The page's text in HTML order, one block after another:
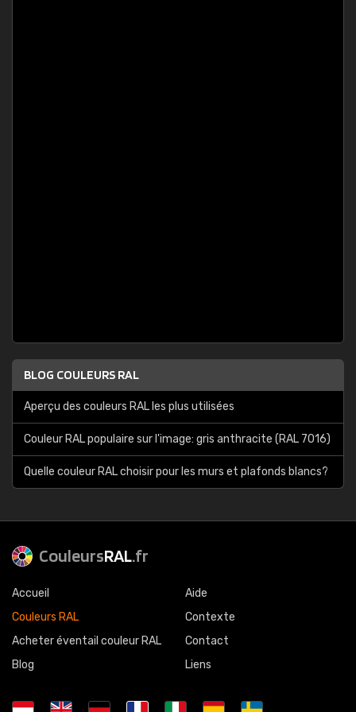
BLOG COULEURS RAL
Aperçu des couleurs RAL les plus utilisées
Couleur RAL populaire sur l'image: gris anthracite (RAL 7016)
Quelle couleur RAL choisir pour les murs et plafonds blancs?
CouleursRAL.fr
Accueil
Couleurs RAL
Acheter éventail couleur RAL
Blog
Aide
Contexte
Contact
Liens